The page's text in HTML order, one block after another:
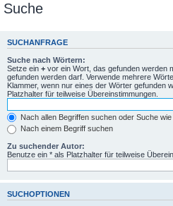
Suche
SUCHANFRAGE
Suche nach Wörtern:
Setze ein + vor ein Wort, das gefunden werden
gefunden werden darf. Verwende mehrere
Klammer, wenn nur eines der Wörter gefunden
Platzhalter für teilweise Übereinstimmungen.
Nach allen Begriffen suchen oder Suche
Nach einem Begriff suchen
Zu suchender Autor:
Benutze ein * als Platzhalter für teilweise
SUCHOPTIONEN